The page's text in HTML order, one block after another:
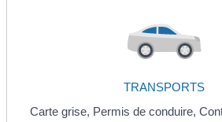
TRANSPORTS
Carte grise, Permis de conduire,